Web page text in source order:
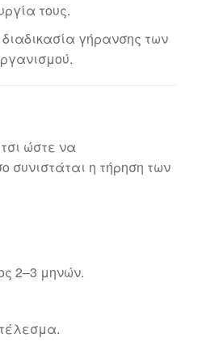
τους.
γήρανσης των
ώστε να
συνιστάται η τήρηση των
2–3 μηνών.